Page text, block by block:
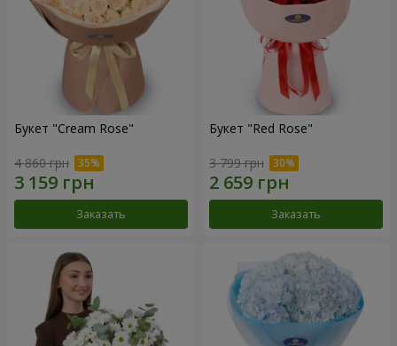
Букет "Cream Rose"
4 860 грн
Заказать
Букет "Red Rose"
3 799 грн
Заказать